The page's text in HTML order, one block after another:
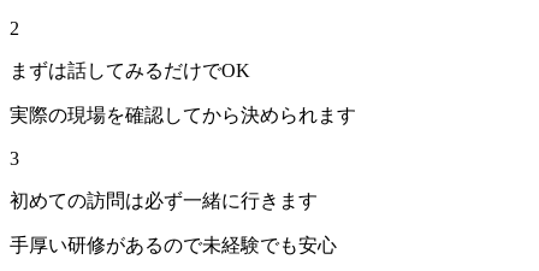
2
まずは話してみるだけでOK
実際の現場を確認してから決められます
3
初めての訪問は必ず一緒に行きます
手厚い研修があるので未経験でも安心